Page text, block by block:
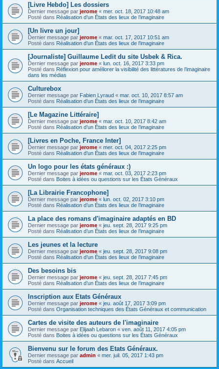
[Livre Hebdo] Les dossiers
Dernier message par jerome « mer. oct. 18, 2017 10:48 am
Posté dans Réalisation d’un États des lieux de l’imaginaire
[Un livre un jour]
Dernier message par jerome « mar. oct. 17, 2017 10:51 am
Posté dans Réalisation d’un États des lieux de l’imaginaire
[Journaliste] Guillaume Ledit du site Usbek & Rica.
Dernier message par jerome « lun. oct. 16, 2017 3:33 pm
Posté dans Réflexion pour améliorer la visibilité des littératures de l’imaginaire
dans les médias
Culturebox
Dernier message par Fabien Lyraud « mar. oct. 10, 2017 8:57 am
Posté dans Réalisation d’un États des lieux de l’imaginaire
[Le Magazine Littéraire]
Dernier message par jerome « mar. oct. 10, 2017 8:42 am
Posté dans Réalisation d’un États des lieux de l’imaginaire
[Livres en Poche, France Inter]
Dernier message par jerome « mer. oct. 04, 2017 2:25 pm
Posté dans Réalisation d’un États des lieux de l’imaginaire
Un logo pour les états généraux :)
Dernier message par jerome « mar. oct. 03, 2017 2:23 pm
Posté dans Boites à idées ou questions sur les États Généraux
[La Librairie Francophone]
Dernier message par jerome « lun. oct. 02, 2017 3:10 pm
Posté dans Réalisation d’un États des lieux de l’imaginaire
La place des romans d'imaginaire adaptés en BD
Dernier message par jerome « jeu. sept. 28, 2017 9:25 pm
Posté dans Réalisation d’un États des lieux de l’imaginaire
Les jeunes et la lecture
Dernier message par jerome « jeu. sept. 28, 2017 9:08 pm
Posté dans Réalisation d’un États des lieux de l’imaginaire
Des besoins bis
Dernier message par jerome « jeu. sept. 28, 2017 7:45 pm
Posté dans Réalisation d’un États des lieux de l’imaginaire
Inscription aux Etats Généraux
Dernier message par jerome « jeu. août 17, 2017 3:09 pm
Posté dans Organisation techniques des États Généraux et communication
Cartes de visite des auteurs de l'imaginaire
Dernier message par Elijaah Lebaron « ven. août 11, 2017 4:05 pm
Posté dans Boites à idées ou questions sur les États Généraux
Bienvenu sur le forum des Etats Généraux.
Dernier message par admin « mer. juil. 05, 2017 1:43 pm
Posté dans Accueil